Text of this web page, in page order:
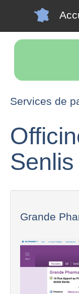
Services de
Senlis
Grande